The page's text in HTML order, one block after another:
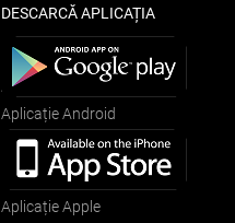
DESCARCĂ APLICAȚIA
Aplicație Android
Aplicație Apple